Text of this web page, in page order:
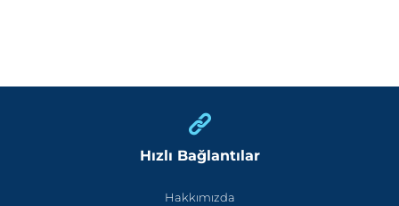
Hızlı Bağlantılar
Hakkımızda